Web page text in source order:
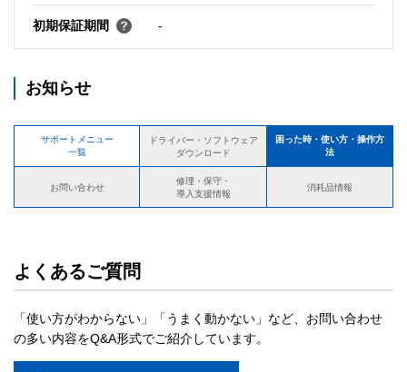
初期保証期間 -
お知らせ
サポートメニュー
一覧
ドライバー・ソフトウェア
ダウンロード
困った時・使い方・操作方
法
お問い合わせ
修理・保守・
導入支援情報
消耗品情報
よくあるご質問
「使い方がわからない」「うまく動かない」など、お問い合わせ
の多い内容をQ&A形式でご紹介しています。